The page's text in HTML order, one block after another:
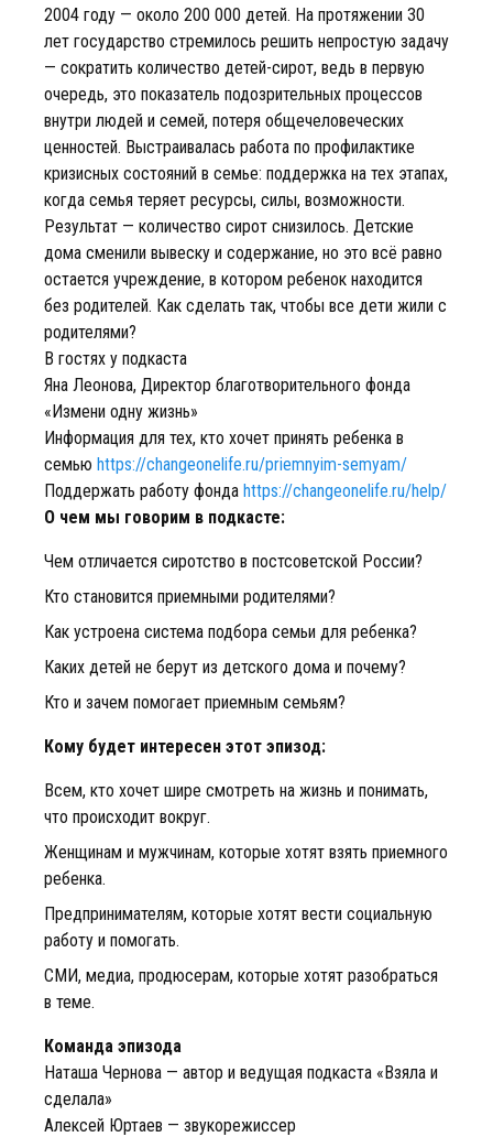
2004 году — около 200 000 детей. На протяжении 30
лет государство стремилось решить непростую задачу
— сократить количество детей-сирот, ведь в первую
очередь, это показатель подозрительных процессов
внутри людей и семей, потеря общечеловеческих
ценностей. Выстраивалась работа по профилактике
кризисных состояний в семье: поддержка на тех этапах,
когда семья теряет ресурсы, силы, возможности.
Результат — количество сирот снизилось. Детские
дома сменили вывеску и содержание, но это всё равно
остается учреждение, в котором ребенок находится
без родителей. Как сделать так, чтобы все дети жили с
родителями?
В гостях у подкаста
Яна Леонова, Директор благотворительного фонда
«Измени одну жизнь»
Информация для тех, кто хочет принять ребенка в
семью https://changeonelife.ru/priemnyim-semyam/
Поддержать работу фонда https://changeonelife.ru/help/
О чем мы говорим в подкасте:
Чем отличается сиротство в постсоветской России?
Кто становится приемными родителями?
Как устроена система подбора семьи для ребенка?
Каких детей не берут из детского дома и почему?
Кто и зачем помогает приемным семьям?
Кому будет интересен этот эпизод:
Всем, кто хочет шире смотреть на жизнь и понимать,
что происходит вокруг.
Женщинам и мужчинам, которые хотят взять приемного
ребенка.
Предпринимателям, которые хотят вести социальную
работу и помогать.
СМИ, медиа, продюсерам, которые хотят разобраться
в теме.
Команда эпизода
Наташа Чернова — автор и ведущая подкаста «Взяла и
сделала»
Алексей Юртаев — звукорежиссер